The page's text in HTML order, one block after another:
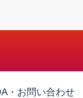
・お問い合わせ